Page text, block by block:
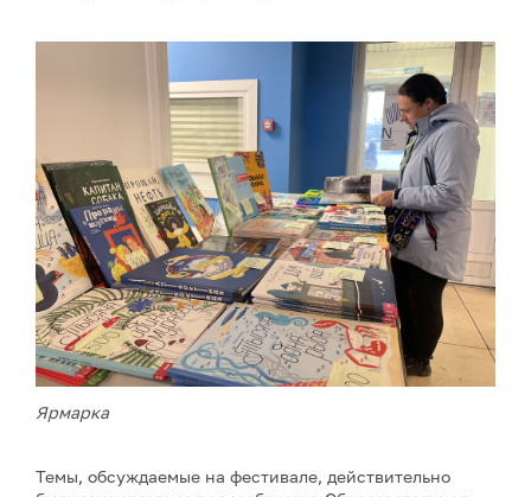
Ярмарка
Темы, обсуждаемые на фестивале, действительно